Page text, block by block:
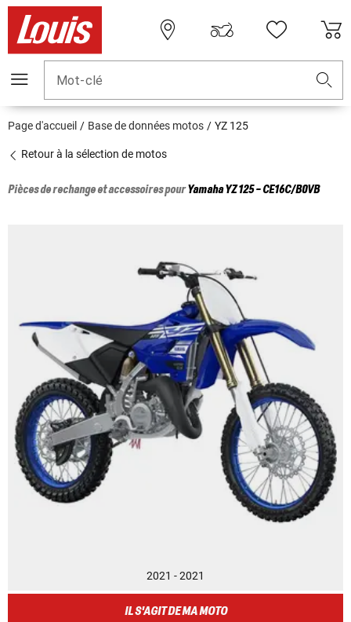
Mot-clé
Page d'accueil Base de données motos YZ 125
Retour à la sélection de motos
Pièces de rechange et accessoires pourYamahaYZ 125 - CE16C/B0VB
2021 - 2021
IL S'AGIT DE MA MOTO